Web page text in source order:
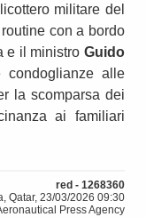
militare del
con a bordo
e il ministro Guido
alle
la scomparsa dei
ai familiari
red - 1268360
Qatar, 23/03/2026 09:30
Press Agency